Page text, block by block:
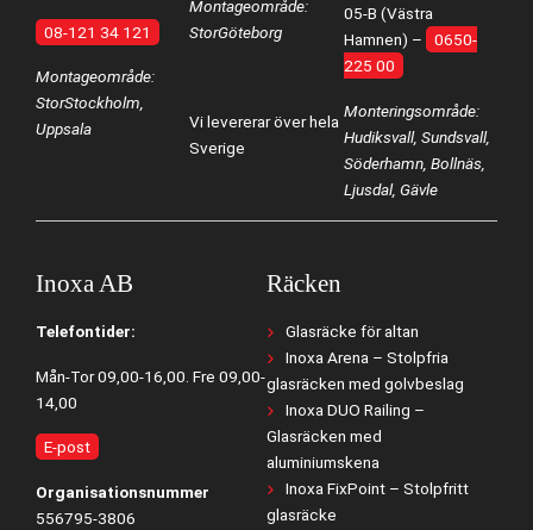
08-121 34 121
Montageområde:
StorStockholm,
Uppsala
Montageområde:
StorGöteborg
Vi levererar över hela
Sverige
05-B (Västra
Hamnen) –
0650-
225 00
Monteringsområde:
Hudiksvall, Sundsvall,
Söderhamn, Bollnäs,
Ljusdal, Gävle
Inoxa AB
Telefontider:
Mån-Tor 09,00-16,00. Fre 09,00-
14,00
E-post
Organisationsnummer
556795-3806
Räcken
Glasräcke för altan
Inoxa Arena – Stolpfria
glasräcken med golvbeslag
Inoxa DUO Railing –
Glasräcken med
aluminiumskena
Inoxa FixPoint – Stolpfritt
glasräcke